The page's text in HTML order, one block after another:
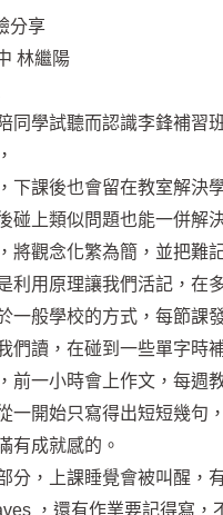
分享
林繼陽
同學試聽而認識李鋒補習
下課後也會留在教室解決
碰上類似問題也能一併解
將觀念化繁為簡，並把難
利用原理讓我們活記，在
一般學校的方式，每節課
們讀，在碰到一些單字時
前一小時會上作文，每週
一開始只寫得出短短幾句
有成就感的。
分，上課睡覺會被叫醒，
，還有作業要記得寫，